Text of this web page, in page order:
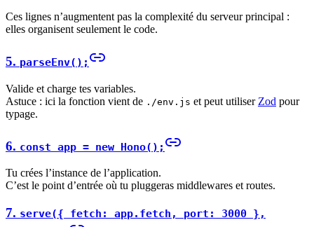
Ces lignes n’augmentent pas la complexité du serveur principal :
elles organisent seulement le code.
5. parseEnv();
Valide et charge tes variables.
Astuce : ici la fonction vient de ./env.js et peut utiliser Zod pour
typage.
6. const app = new Hono();
Tu crées l’instance de l’application.
C’est le point d’entrée où tu pluggeras middlewares et routes.
7. serve({ fetch: app.fetch, port: 3000 },